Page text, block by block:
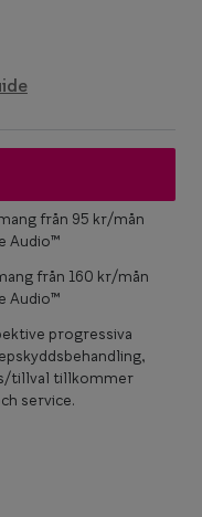
från 95 kr/mån
Audio™
från 160 kr/mån
Audio™
progressiva
tillval tillkommer
service.